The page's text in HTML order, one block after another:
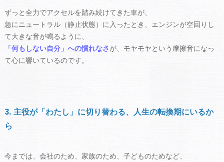
ずっと全力でアクセルを踏み続けてきた車が、
急にニュートラル（静止状態）に入ったとき、エンジンが空回りし
て大きな音が鳴るように、
「何もしない自分」への慣れなさが、モヤモヤという摩擦音になっ
て心に響いているのです。
3. 主役が「わたし」に切り替わる、人生の転換期にいるか
ら
今までは、会社のため、家族のため、子どものためなど、